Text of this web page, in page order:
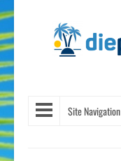
Site Navigation